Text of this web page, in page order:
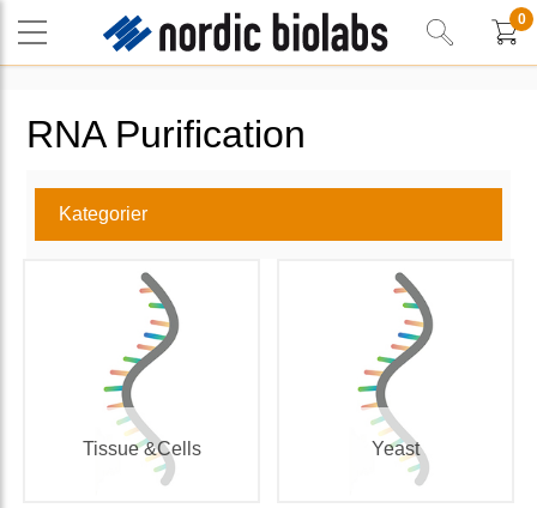
0
RNA Purification
Kategorier
Tissue &Cells Yeast